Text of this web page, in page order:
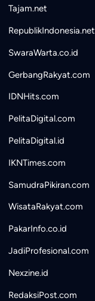
Tajam.net
RepublikIndonesia.net
SwaraWarta.co.id
GerbangRakyat.com
IDNHits.com
PelitaDigital.com
PelitaDigital.id
IKNTimes.com
SamudraPikiran.com
WisataRakyat.com
PakarInfo.co.id
JadiProfesional.com
Nexzine.id
RedaksiPost.com